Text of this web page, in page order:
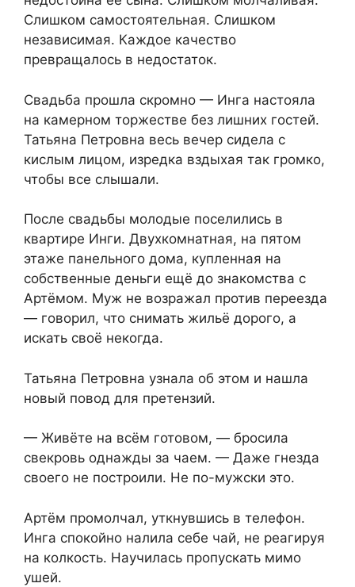
Слишком самостоятельная. Слишком
независимая. Каждое качество
превращалось в недостаток.
Свадьба прошла скромно — Инга настояла
на камерном торжестве без лишних гостей.
Татьяна Петровна весь вечер сидела с
кислым лицом, изредка вздыхая так громко,
чтобы все слышали.
После свадьбы молодые поселились в
квартире Инги. Двухкомнатная, на пятом
этаже панельного дома, купленная на
собственные деньги ещё до знакомства с
Артёмом. Муж не возражал против переезда
— говорил, что снимать жильё дорого, а
искать своё некогда.
Татьяна Петровна узнала об этом и нашла
новый повод для претензий.
— Живёте на всём готовом, — бросила
свекровь однажды за чаем. — Даже гнезда
своего не построили. Не по-мужски это.
Артём промолчал, уткнувшись в телефон.
Инга спокойно налила себе чай, не реагируя
на колкость. Научилась пропускать мимо
ушей.